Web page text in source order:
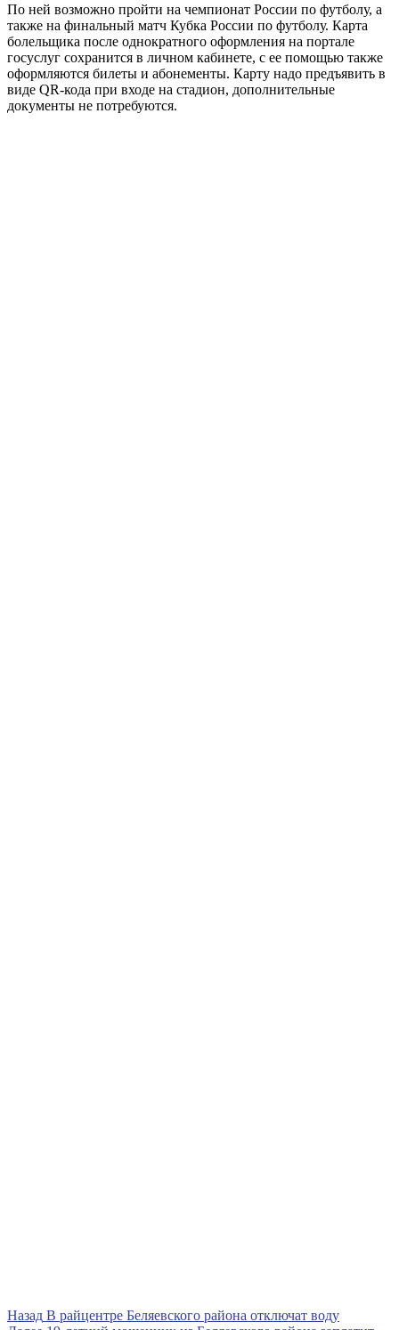
По ней возможно пройти на чемпионат России по футболу, а
также на финальный матч Кубка России по футболу. Карта
болельщика после однократного оформления на портале
госуслуг сохранится в личном кабинете, с ее помощью также
оформляются билеты и абонементы. Карту надо предъявить в
виде QR-кода при входе на стадион, дополнительные
документы не потребуются.
Навигация
Назад Предыдущая
В райцентре Беляевского района отключат воду